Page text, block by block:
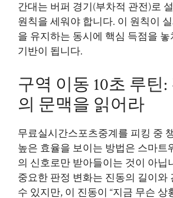
간대는 버퍼 경기(부차적 관전)로
원칙을 세워야 합니다. 이 원칙이
을 유지하는 동시에 핵심 득점을
기반이 됩니다.
구역 이동 10초 루틴
의 문맥을 읽어라
무료실시간스포츠중계를 피킹 중
높은 효율을 보이는 방법은 스마트
의 신호로만 받아들이는 것이 아닙
중요한 판정 변화는 진동의 길이와
수 있지만, 이 진동이 “지금 무슨 상